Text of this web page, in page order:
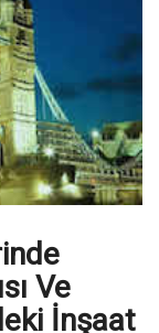
Ve
İnşaat